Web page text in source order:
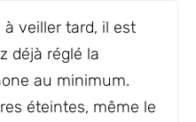
veiller tard, il est
déjà réglé la
au minimum.
éteintes, même le